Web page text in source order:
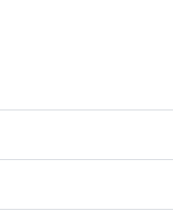
della ruggine perché
la puoi svuotare